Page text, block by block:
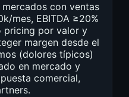
con ventas
mes, EBITDA ≥20%
pricing por valor y
margen desde el
(dolores típicos)
en mercado y
comercial,